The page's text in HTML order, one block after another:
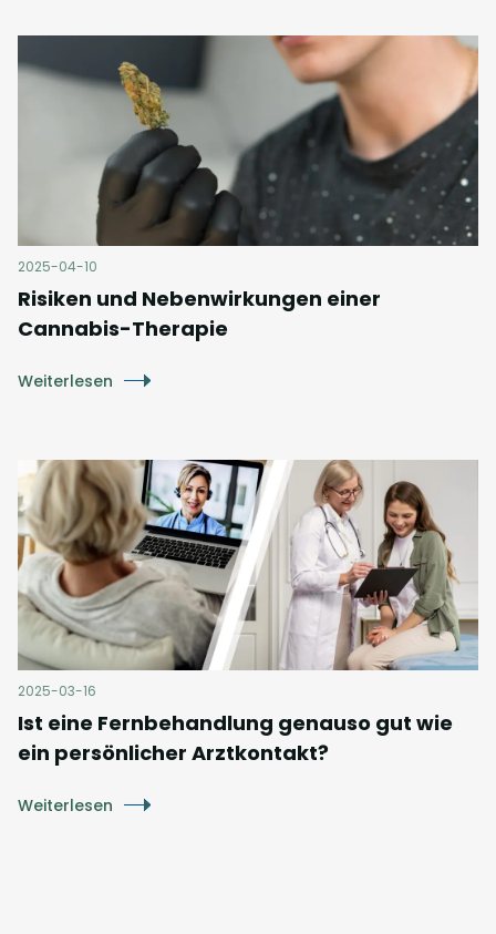
2025-04-10
Risiken und Nebenwirkungen einer
Cannabis-Therapie
Weiterlesen
2025-03-16
Ist eine Fernbehandlung genauso gut wie
ein persönlicher Arztkontakt?
Weiterlesen